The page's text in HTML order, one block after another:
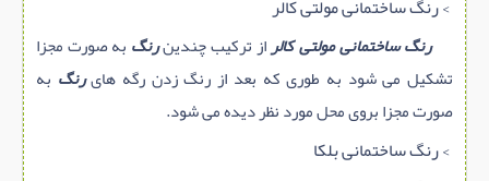
ابزار آلات ساختمانی
تعمیر و نگهداری ساختمان
محوطه سازی و نما
ژئوتکنیک
> رنگ ساختمانی مولتی کالر
رنگ ساختمانی مولتی کالراز ترکیب چندینرنگ به صورت مجزا
تشکیل می شود به طوری که بعد از رنگ زدن رگه هایرنگ به
صورت مجزا بروی محل مورد نظر دیده می شود.
> رنگ ساختمانی بلکا